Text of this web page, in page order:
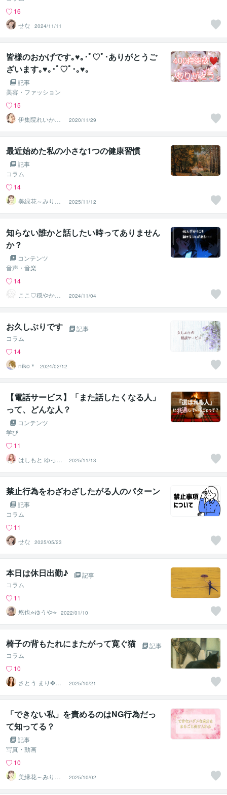
16
せな︎
2024/11/11
皆様のおかげです｡♥｡･ﾟ♡ﾟ･ありがとうご
ざいます｡♥｡･ﾟ♡ﾟ･｡♥｡
記事
美容・ファッション
15
伊集院れいか❤️
癒し声
2020/11/29
最近始めた私の小さな1つの健康習慣
記事
コラム
14
美緑花～みりか
～☘️癒しと安心
の拠り所
2025/11/12
知らない誰かと話したい時ってありません
か？
コンテンツ
音声・音楽
14
ここ♡穏やかボ
イス
2024/11/04
お久しぶりです
記事
コラム
14
niko＊
2024/02/12
【電話サービス】「また話したくなる人」
って、どんな人？
コンテンツ
学び
11
はしもと ゆっこ
♡救急こころの
相談室
2025/11/13
禁止行為をわざわざしたがる人のパターン
記事
コラム
11
せな︎
2025/05/23
本日は休日出勤♪
記事
コラム
11
悠也⭐ゆうや⭐ 2022/01/10
椅子の背もたれにまたがって寛ぐ猫
記事
コラム
10
さとう まり✤悩
めるあなたのそ
ばにいます
2025/10/21
「できない私」を責めるのはNG行為だっ
て知ってる？
記事
写真・動画
10
美緑花～みりか
～☘️癒しと安心
の拠り所
2025/10/02